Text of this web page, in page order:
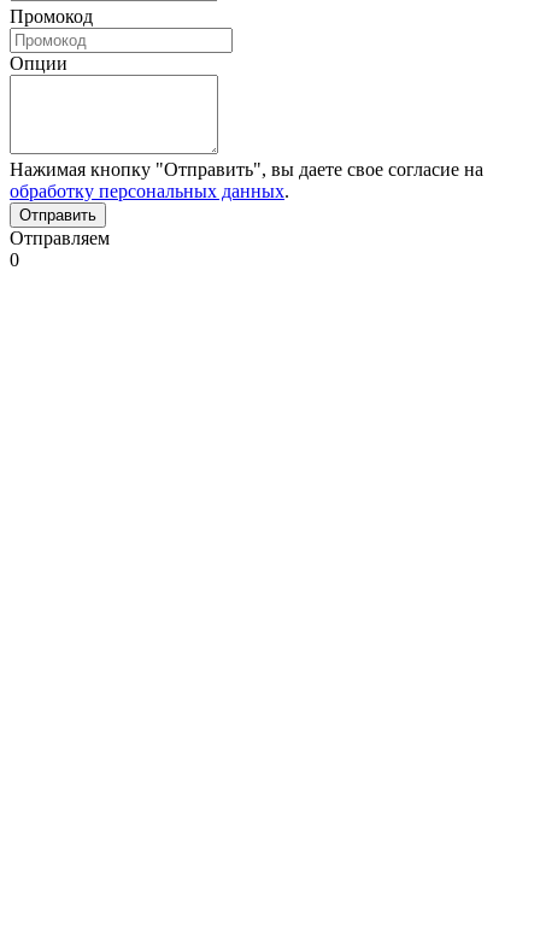
Промокод
Опции
Нажимая кнопку "Отправить", вы даете свое согласие на
обработку персональных данных.
Отправляем
0